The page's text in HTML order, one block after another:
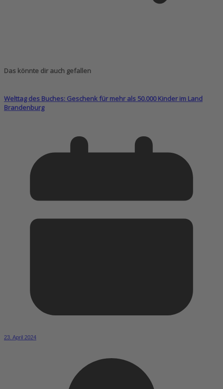
Das könnte dir auch gefallen
Welttag des Buches: Geschenk für mehr als 50.000 Kinder im Land
Brandenburg
23. April 2024